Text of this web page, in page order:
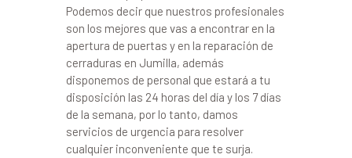
Podemos decir que nuestros profesionales
son los mejores que vas a encontrar en la
apertura de puertas y en la reparación de
cerraduras en Jumilla, además
disponemos de personal que estará a tu
disposición las 24 horas del día y los 7 días
de la semana, por lo tanto, damos
servicios de urgencia para resolver
cualquier inconveniente que te surja.